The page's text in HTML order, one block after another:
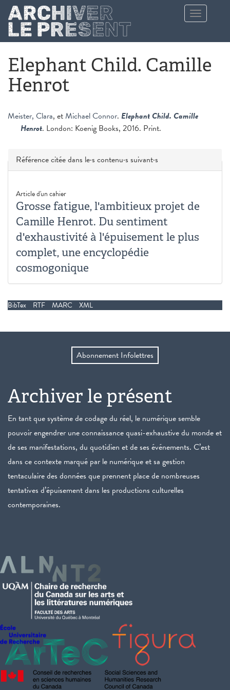
Aller au contenu principal
Toggle
navigation
Elephant Child. Camille
Henrot
Meister, Clara, et Michael Connor. Elephant Child. Camille
Henrot. London: Koenig Books, 2016. Print.
Masquer
Référence citée dans le·s contenu·s suivant·s
Article d'un cahier
Grosse fatigue, l'ambitieux projet de
Camille Henrot. Du sentiment
d'exhaustivité à l'épuisement le plus
complet, une encyclopédie
cosmogonique
BibTex RTF MARC XML
Abonnement Infolettres
Archiver le présent
En tant que système de codage du réel, le numérique semble
pouvoir engendrer une connaissance quasi-exhaustive du monde et
de ses manifestations, du quotidien et de ses événements. C’est
dans ce contexte marqué par le numérique et sa gestion
tentaculaire des données que prennent place de nombreuses
tentatives d’épuisement dans les productions culturelles
contemporaines.